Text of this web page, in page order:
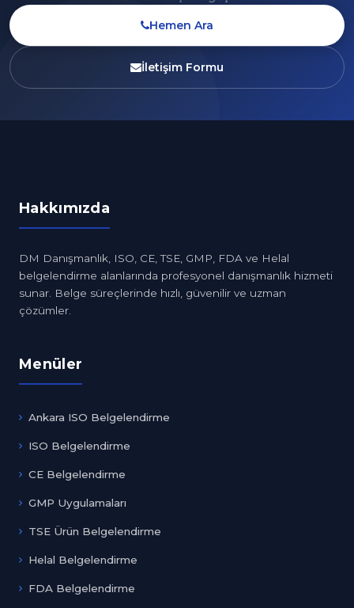
Hemen Ara
İletişim Formu
Hakkımızda
DM Danışmanlık, ISO, CE, TSE, GMP, FDA ve Helal
belgelendirme alanlarında profesyonel danışmanlık hizmeti
sunar. Belge süreçlerinde hızlı, güvenilir ve uzman
çözümler.
Menüler
Ankara ISO Belgelendirme
ISO Belgelendirme
CE Belgelendirme
GMP Uygulamaları
TSE Ürün Belgelendirme
Helal Belgelendirme
FDA Belgelendirme